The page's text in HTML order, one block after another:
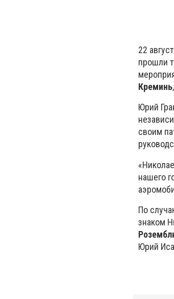
22
прошли
Креминь
Юрий
своим
нашего
По
знаком
Юрий